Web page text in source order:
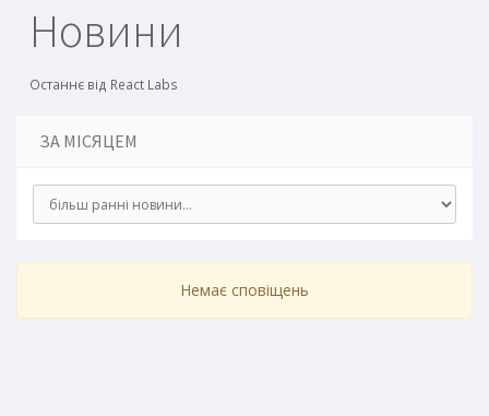
Новини
Останнє від React Labs
ЗА МІСЯЦЕМ
Немає сповіщень